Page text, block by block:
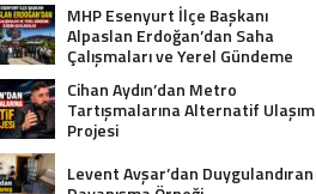
MHP Esenyurt İlçe Başkanı
Alpaslan Erdoğan’dan Saha
Çalışmaları ve Yerel Gündeme
İlişkin Açıklamalar
Cihan Aydın’dan Metro
Tartışmalarına Alternatif Ulaşım
Projesi
Levent Avşar’dan Duygulandıran